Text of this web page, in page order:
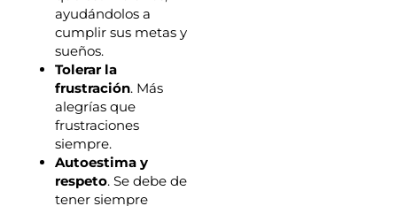
ayudándolos a
cumplir sus metas y
sueños.
Tolerar la
frustración. Más
alegrías que
frustraciones
siempre.
Autoestima y
respeto. Se debe de
tener siempre